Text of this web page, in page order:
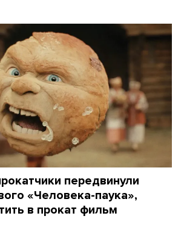
передвинули
«Человека-паука»,
в прокат фильм